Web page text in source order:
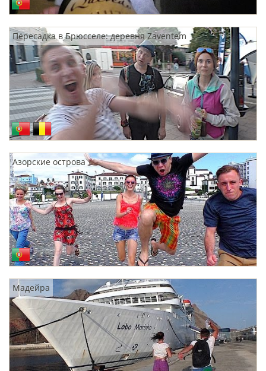
Пересадка в Брюсселе: деревня Zaventem
Азорские острова
Мадейра